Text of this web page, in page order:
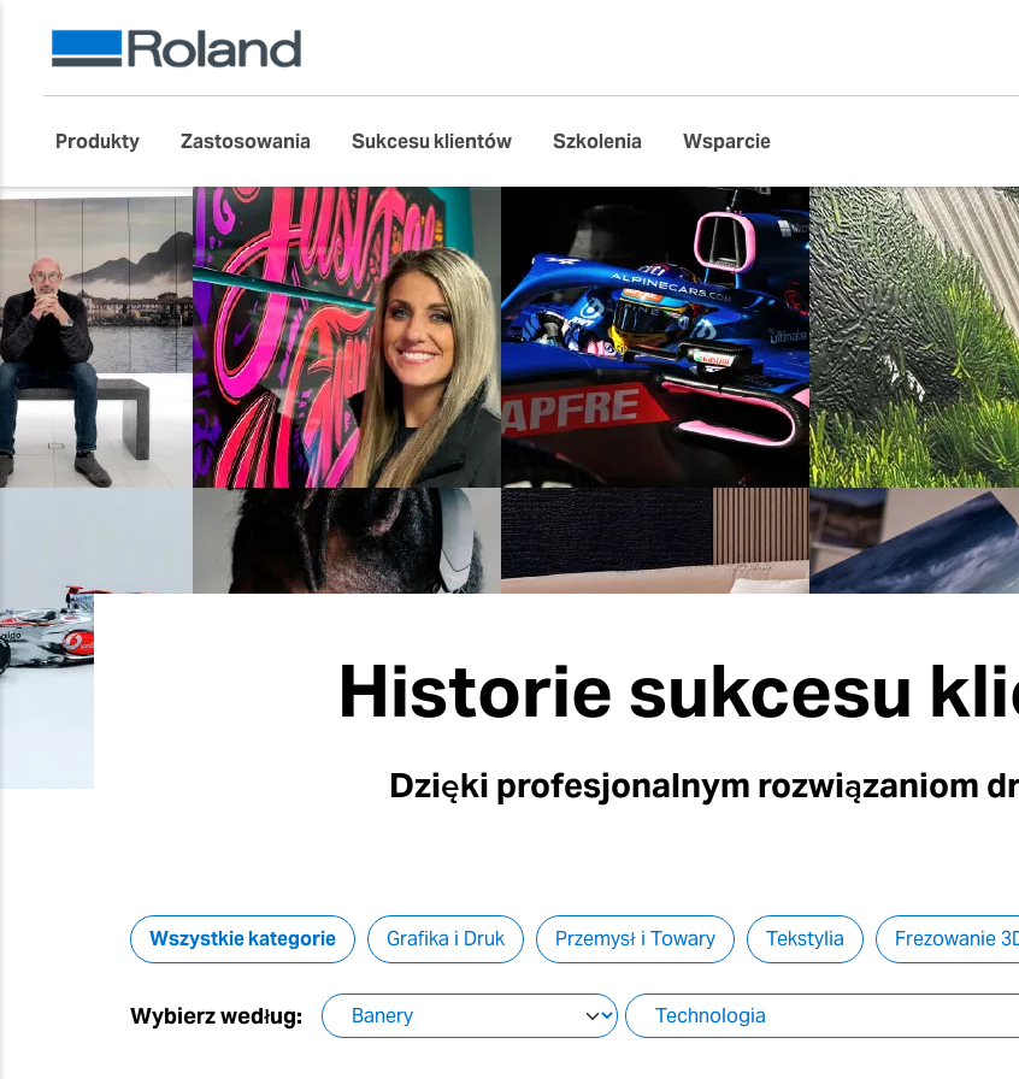
Produkty Zastosowania Sukcesu klientów Szkolenia Wsparcie
Historie sukcesu
Dzięki profesjonalnym rozwiązaniom
Wszystkie kategorie Grafika i Druk Przemysł i Towary Tekstylia Frezowanie
Wybierz według: